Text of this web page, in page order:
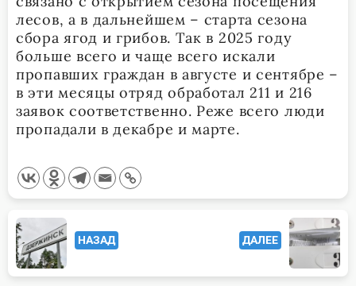
лесов, а в дальнейшем – старта сезона
сбора ягод и грибов. Так в 2025 году
больше всего и чаще всего искали
пропавших граждан в августе и сентябре –
в эти месяцы отряд обработал 211 и 216
заявок соответственно. Реже всего люди
пропадали в декабре и марте.
<span
class="nav-
subtitle
НАЗАД ДАЛЕЕ